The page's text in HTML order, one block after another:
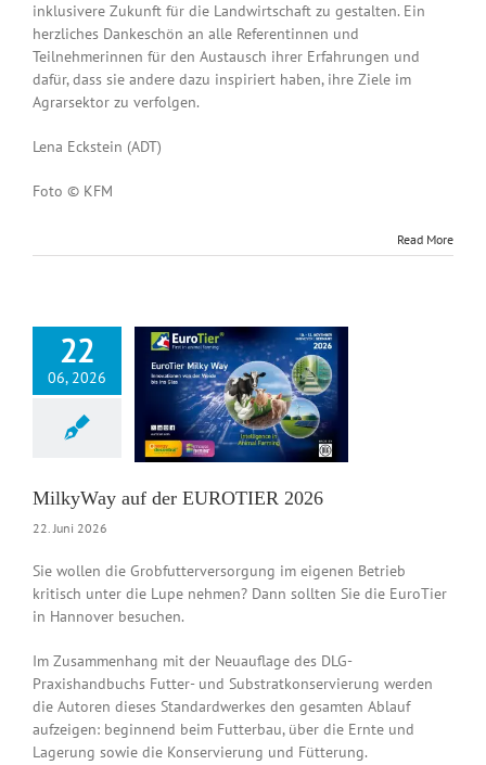
inklusivere Zukunft für die Landwirtschaft zu gestalten. Ein
herzliches Dankeschön an alle Referentinnen und
Teilnehmerinnen für den Austausch ihrer Erfahrungen und
dafür, dass sie andere dazu inspiriert haben, ihre Ziele im
Agrarsektor zu verfolgen.
Lena Eckstein (ADT)
Foto © KFM
Read More
22
06, 2026
auf der
2026
MilkyWay auf der EUROTIER 2026
22. Juni 2026
Sie wollen die Grobfutterversorgung im eigenen Betrieb
kritisch unter die Lupe nehmen? Dann sollten Sie die EuroTier
in Hannover besuchen.
Im Zusammenhang mit der Neuauflage des DLG-
Praxishandbuchs Futter- und Substratkonservierung werden
die Autoren dieses Standardwerkes den gesamten Ablauf
aufzeigen: beginnend beim Futterbau, über die Ernte und
Lagerung sowie die Konservierung und Fütterung.